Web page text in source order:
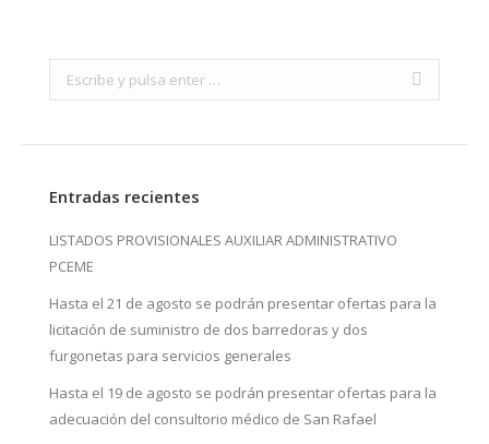
Search:
Entradas recientes
LISTADOS PROVISIONALES AUXILIAR ADMINISTRATIVO
PCEME
Hasta el 21 de agosto se podrán presentar ofertas para la
licitación de suministro de dos barredoras y dos
furgonetas para servicios generales
Hasta el 19 de agosto se podrán presentar ofertas para la
adecuación del consultorio médico de San Rafael